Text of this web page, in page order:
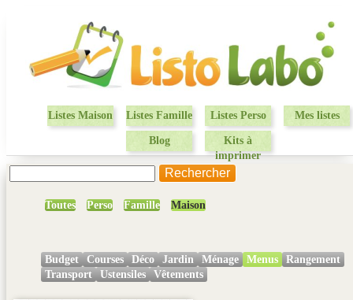
Listes Maison Listes Famille Listes Perso Mes listes
Blog
Kits à
imprimer
Toutes Perso Famille Maison
Budget Courses Déco Jardin Ménage Menus
Rangement
Transport
Ustensiles Vêtements